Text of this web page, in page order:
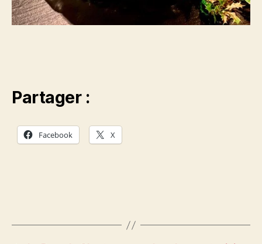
Partager :
Facebook X